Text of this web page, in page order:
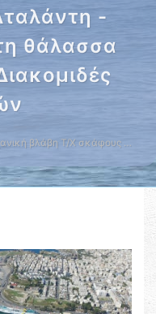
-
θάλασσα
βλάβη Τ/Χ σκάφους …